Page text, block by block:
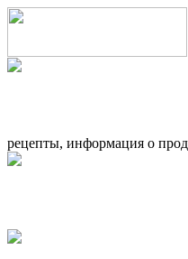
рецепты, информация о